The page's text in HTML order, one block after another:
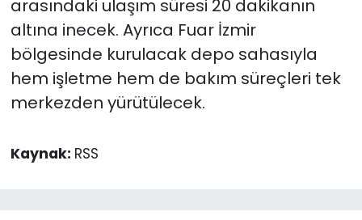
arasındaki ulaşım süresi 20 dakikanın
altına inecek. Ayrıca Fuar İzmir
bölgesinde kurulacak depo sahasıyla
hem işletme hem de bakım süreçleri tek
merkezden yürütülecek.
Kaynak: RSS